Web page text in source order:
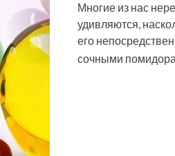
Многие из нас
удивляются,
его
сочными